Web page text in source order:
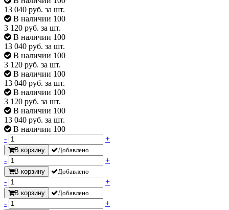
13 040 руб. за шт.
В наличии 100
3 120 руб. за шт.
В наличии 100
13 040 руб. за шт.
В наличии 100
3 120 руб. за шт.
В наличии 100
13 040 руб. за шт.
В наличии 100
3 120 руб. за шт.
В наличии 100
13 040 руб. за шт.
В наличии 100
-
+
В корзину Добавлено
- +
В корзину Добавлено
- +
В корзину Добавлено
- +